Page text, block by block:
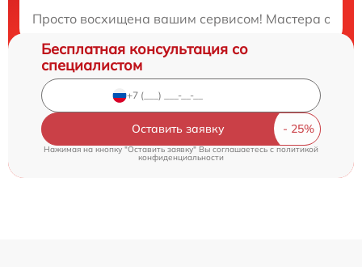
Просто восхищена вашим сервисом! Мастера
Бесплатная консультация со
специалистом
Оставить заявку
Нажимая на кнопку "Оставить заявку" Вы соглашаетесь cполитикой
конфиденциальности